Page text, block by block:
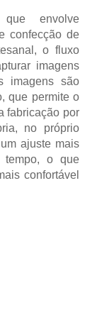
envolve
confecção de
,o fluxo
imagens
imagens são
que permite o
fabricação por
no próprio
ajuste mais
tempo, o que
confortável